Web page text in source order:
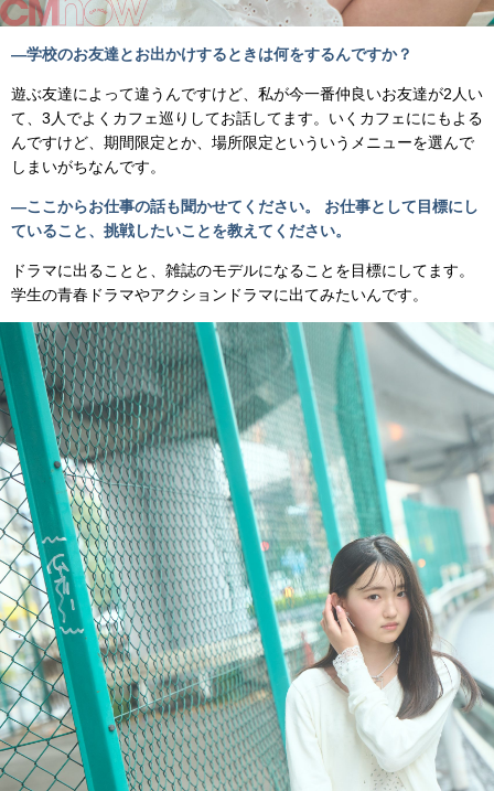
―学校のお友達とお出かけするときは何をするんですか？
遊ぶ友達によって違うんですけど、私が今一番仲良いお友達が2人い
て、3人でよくカフェ巡りしてお話してます。いくカフェににもよる
んですけど、期間限定とか、場所限定といういうメニューを選んで
しまいがちなんです。
―ここからお仕事の話も聞かせてください。 お仕事として目標にし
ていること、挑戦したいことを教えてください。
ドラマに出ることと、雑誌のモデルになることを目標にしてます。
学生の青春ドラマやアクションドラマに出てみたいんです。